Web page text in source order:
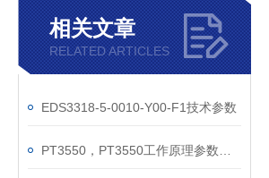
相关文章
RELATED ARTICLES
EDS3318-5-0010-Y00-F1技术参数